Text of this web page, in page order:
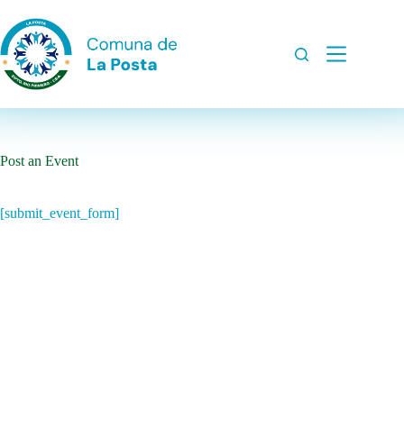
contenido
Post an Event
[submit_event_form]